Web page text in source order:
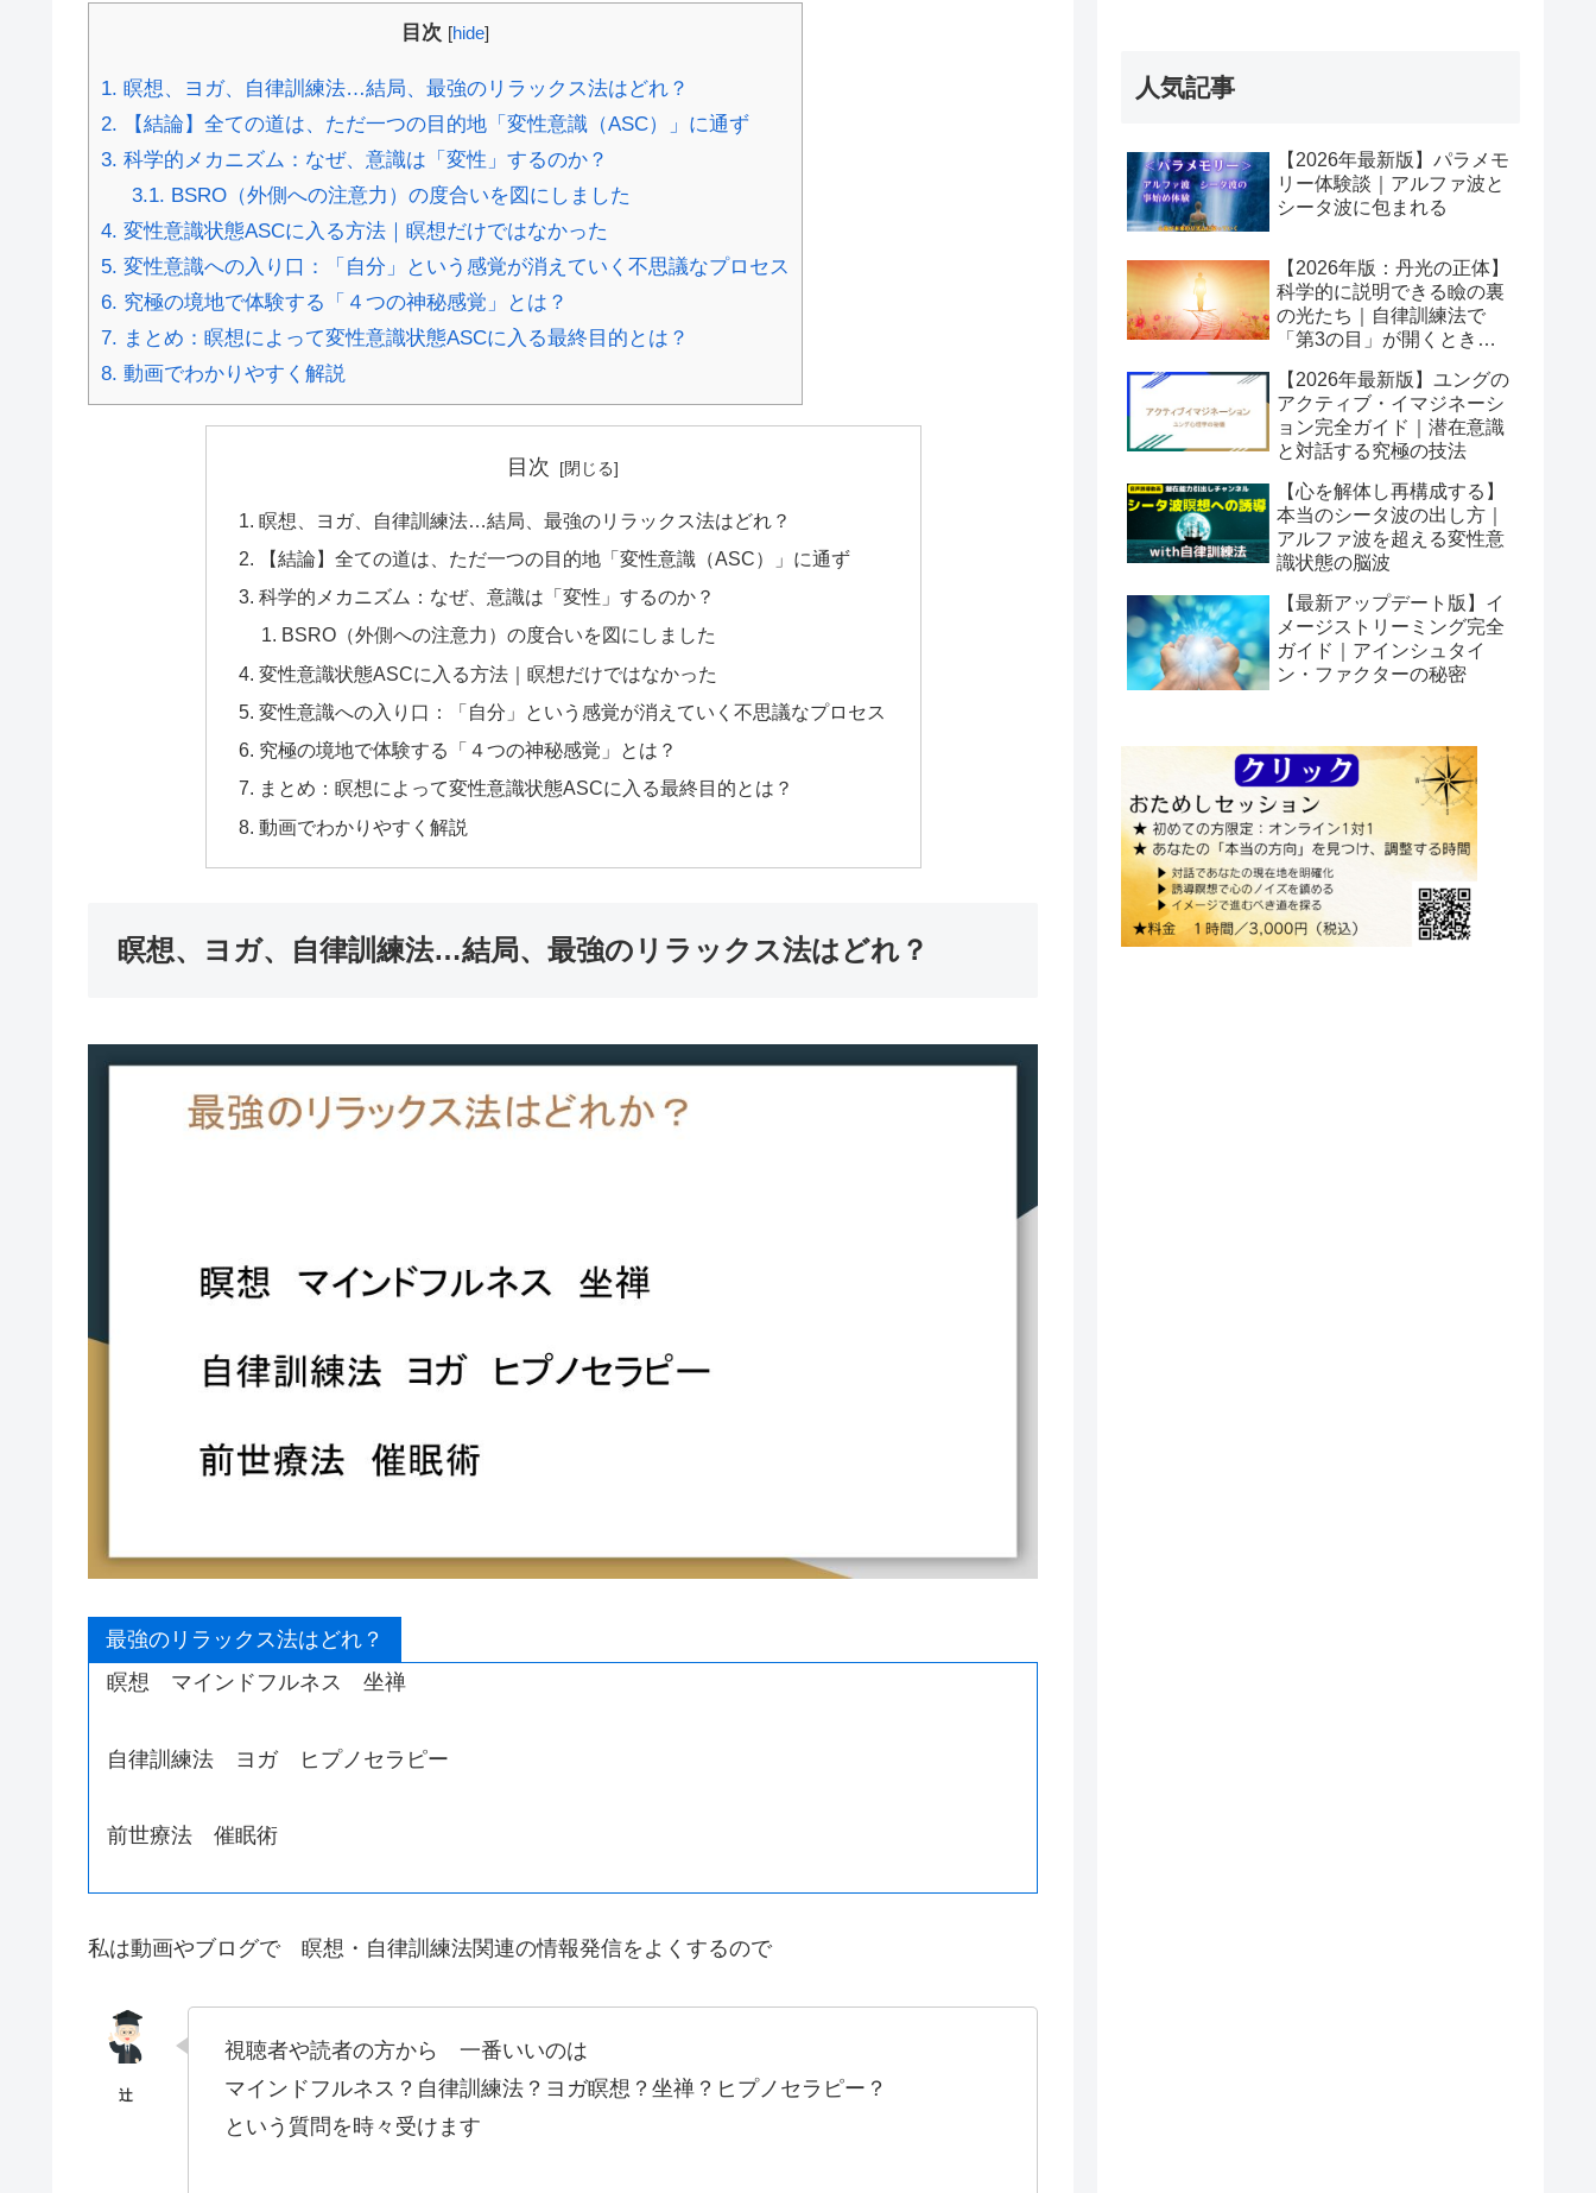
目次 [hide]
1. 瞑想、ヨガ、自律訓練法…結局、最強のリラックス法はどれ？
2. 【結論】全ての道は、ただ一つの目的地「変性意識（ASC）」に通ず
3. 科学的メカニズム：なぜ、意識は「変性」するのか？
3.1. BSRO（外側への注意力）の度合いを図にしました
4. 変性意識状態ASCに入る方法｜瞑想だけではなかった
5. 変性意識への入り口：「自分」という感覚が消えていく不思議なプロセス
6. 究極の境地で体験する「４つの神秘感覚」とは？
7. まとめ：瞑想によって変性意識状態ASCに入る最終目的とは？
8. 動画でわかりやすく解説
目次
瞑想、ヨガ、自律訓練法…結局、最強のリラックス法はどれ？
【結論】全ての道は、ただ一つの目的地「変性意識（ASC）」に通ず
科学的メカニズム：なぜ、意識は「変性」するのか？
BSRO（外側への注意力）の度合いを図にしました
変性意識状態ASCに入る方法｜瞑想だけではなかった
変性意識への入り口：「自分」という感覚が消えていく不思議なプロセス
究極の境地で体験する「４つの神秘感覚」とは？
まとめ：瞑想によって変性意識状態ASCに入る最終目的とは？
動画でわかりやすく解説
瞑想、ヨガ、自律訓練法…結局、最強のリラックス法はどれ？
最強のリラックス法はどれ？
瞑想 マインドフルネス 坐禅
自律訓練法 ヨガ ヒプノセラピー
前世療法 催眠術
私は動画やブログで 瞑想・自律訓練法関連の情報発信をよくするので
視聴者や読者の方から 一番いいのは
マインドフルネス？自律訓練法？ヨガ瞑想？坐禅？ヒプノセラピー？
という質問を時々受けます
人気記事
【2026年最新版】パラメモ
リー体験談｜アルファ波と
シータ波に包まれる
【2026年版：丹光の正体】
科学的に説明できる瞼の裏
の光たち｜自律訓練法で
「第3の目」が開くとき潜
【2026年最新版】ユングの
アクティブ・イマジネーシ
ョン完全ガイド｜潜在意識
と対話する究極の技法
【心を解体し再構成する】
本当のシータ波の出し方｜
アルファ波を超える変性意
識状態の脳波
【最新アップデート版】イ
メージストリーミング完全
ガイド｜アインシュタイ
ン・ファクターの秘密